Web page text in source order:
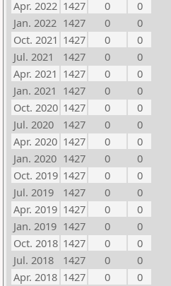
Apr. 2022 1427 0
0
Jan. 2022 1427 0
0
Oct. 2021 1427 0
0
Jul. 2021
1427 0
0
Apr. 2021 1427 0
0
Jan. 2021 1427 0
0
Oct. 2020 1427 0
0
Jul. 2020
1427 0
0
Apr. 2020 1427 0
0
Jan. 2020 1427 0
0
Oct. 2019 1427 0
0
Jul. 2019
1427 0
0
Apr. 2019 1427 0
0
Jan. 2019 1427 0
0
Oct. 2018 1427 0
0
Jul. 2018
1427 0
0
Apr. 2018 1427 0
0